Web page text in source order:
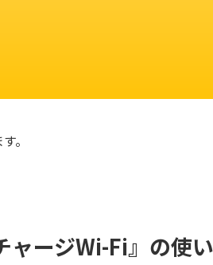
。
ャージWi-Fi』の使